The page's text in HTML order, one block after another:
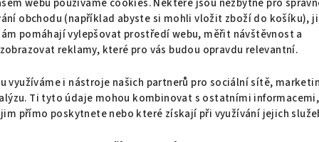
webu používáme cookies. Některé jsou nezbytné pro
obchodu (například abyste si mohli vložit zboží do košíku),
pomáhají vylepšovat prostředí webu, měřit návštěvnost a
zobrazovat reklamy, které pro vás budou opravdu relevantní.
využíváme i nástroje našich partnerů pro sociální sítě,
Ti tyto údaje mohou kombinovat s ostatními informacemi,
přímo poskytnete nebo které získají při využívání jejich